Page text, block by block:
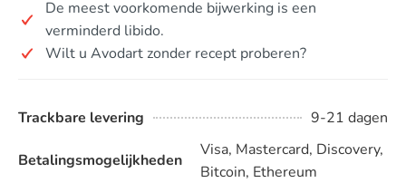
De meest voorkomende bijwerking is een
verminderd libido.
Wilt u Avodart zonder recept proberen?
Trackbare levering 9-21 dagen
Betalingsmogelijkheden
Visa, Mastercard, Discovery,
Bitcoin, Ethereum